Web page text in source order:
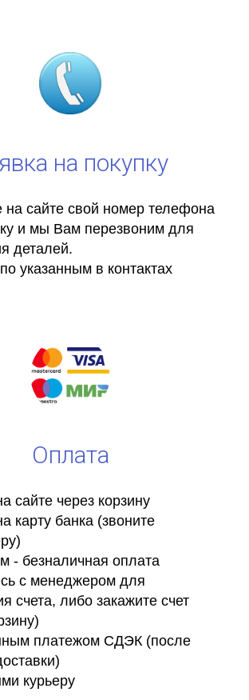
на покупку
на сайте свой номер телефона
и мы Вам перезвоним для
деталей.
указанным в контактах
Оплата
сайте через корзину
карту банка (звоните
- безналичная оплата
с менеджером для
счета, либо закажите счет
платежом СДЭК (после
курьеру